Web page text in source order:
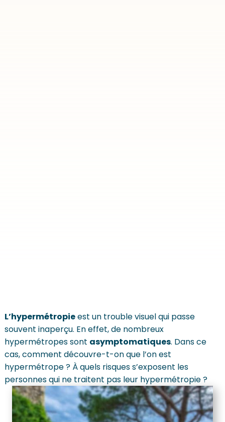
L’hypermétropieest un trouble visuel qui passe
souvent inaperçu. En effet, de nombreux
hypermétropes sont asymptomatiques. Dans ce
cas, comment découvre-t-on que l’on est
hypermétrope ? À quels risques s’exposent les
personnes qui ne traitent pas leur hypermétropie ?